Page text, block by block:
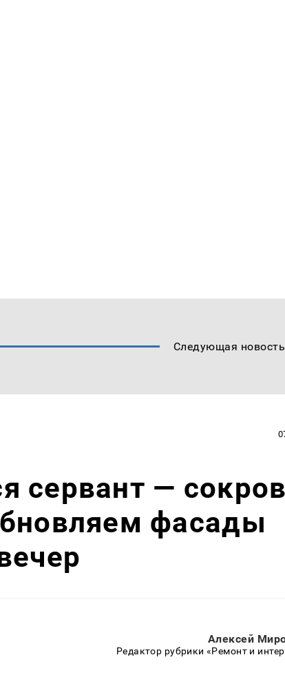
Следующая новость
сервант —
фасады
Алексей
Редактор рубрики «Ремонт и